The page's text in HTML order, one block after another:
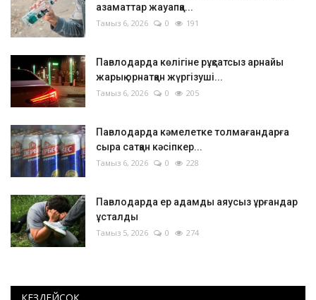
азаматтар жауапқа...
Тамыз 6, 2026 0 191
Павлодарда көлігіне рұқсатсыз арнайы
жарық орнатқан жүргізуші...
Тамыз 6, 2026 0 205
Павлодарда кәмелетке толмағандарға
сыра сатқан кәсіпкер...
Тамыз 6, 2026 0 228
Павлодарда ер адамды аяусыз ұрғандар
ұсталды
Тамыз 5, 2026 0 274